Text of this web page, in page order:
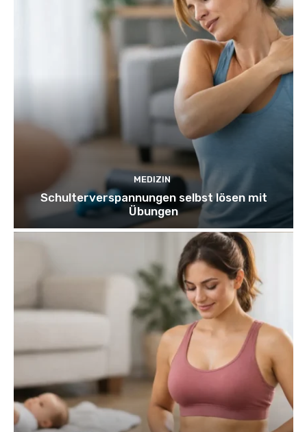
MEDIZIN
Schulterverspannungen selbst lösen mit
Übungen